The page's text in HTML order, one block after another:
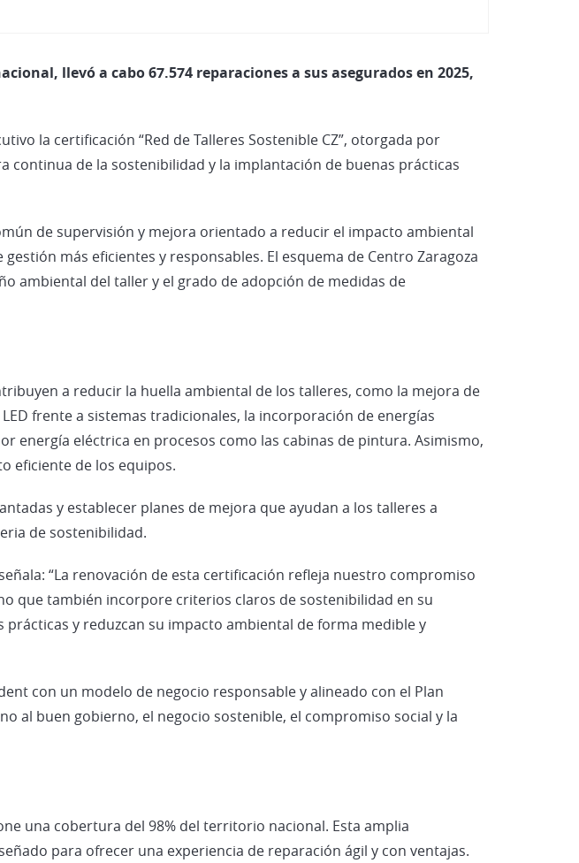
llevó a cabo 67.574 reparaciones a sus asegurados en 2025,
la certificación “Red de Talleres Sostenible CZ”, otorgada por
continua de la sostenibilidad y la implantación de buenas prácticas
de supervisión y mejora orientado a reducir el impacto ambiental
más eficientes y responsables. El esquema de Centro Zaragoza
ambiental del taller y el grado de adopción de medidas de
a reducir la huella ambiental de los talleres, como la mejora de
frente a sistemas tradicionales, la incorporación de energías
eléctrica en procesos como las cabinas de pintura. Asimismo,
eficiente de los equipos.
y establecer planes de mejora que ayudan a los talleres a
de sostenibilidad.
“La renovación de esta certificación refleja nuestro compromiso
que también incorpore criterios claros de sostenibilidad en su
y reduzcan su impacto ambiental de forma medible y
con un modelo de negocio responsable y alineado con el Plan
al buen gobierno, el negocio sostenible, el compromiso social y la
una cobertura del 98% del territorio nacional. Esta amplia
para ofrecer una experiencia de reparación ágil y con ventajas.